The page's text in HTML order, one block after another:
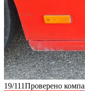
19/111Проверено